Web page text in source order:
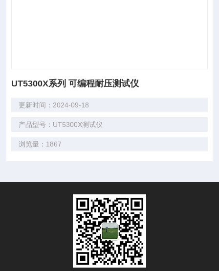
UT5300X系列 可编程耐压测试仪
更新时间：2024-09-18
产品型号：UT5300X测试仪
浏览量：1867